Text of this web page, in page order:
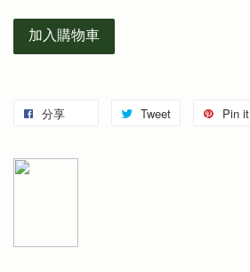
加入購物車
分享 Tweet Pin it